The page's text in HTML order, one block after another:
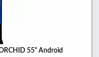
55" Android